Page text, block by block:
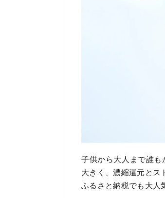
子供から大人まで誰
大きく、濃縮還元とス
ふるさと納税でも大人